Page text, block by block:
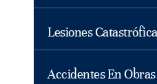
Lesiones
Accidentes En